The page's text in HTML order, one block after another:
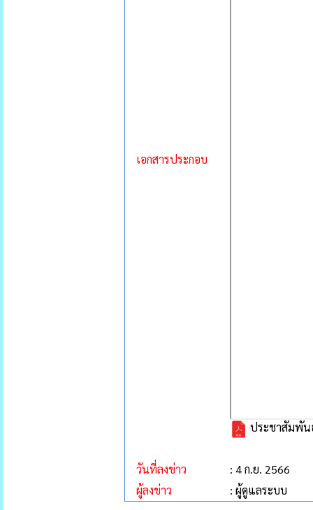
เอกสารประกอบ
ประชาสัมพัน
วันที่ลงข่าว
: 4 ก.ย. 2566
ผู้ลงข่าว
: ผู้ดูแลระบบ